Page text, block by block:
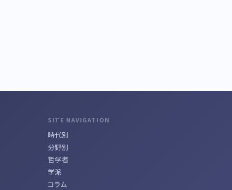
SITE NAVIGATION
時代別
分野別
哲学者
学派
コラム